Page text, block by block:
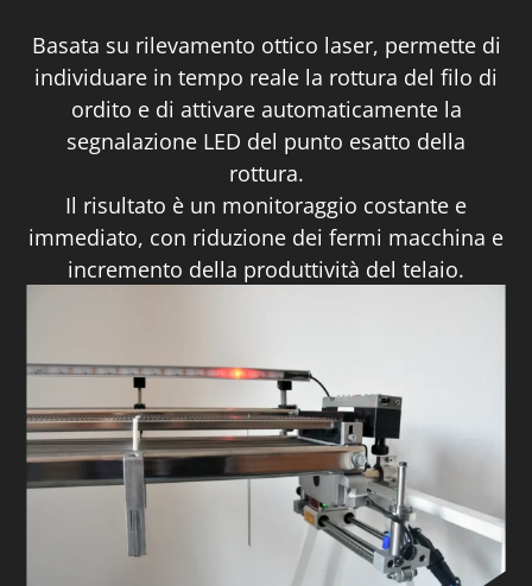
Basata su rilevamento ottico laser, permette di
individuare in tempo reale la rottura del filo di
ordito e di attivare automaticamente la
segnalazione LED del punto esatto della
rottura.
Il risultato è un monitoraggio costante e
immediato, con riduzione dei fermi macchina e
incremento della produttività del telaio.